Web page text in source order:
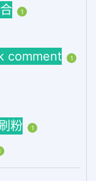
1
comment 1
粉 1